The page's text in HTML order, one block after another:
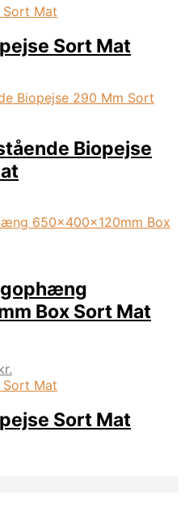
Sort Mat
Biopejse
Box Sort Mat
aktuelle
er:
2.024,00 kr..
Sort Mat